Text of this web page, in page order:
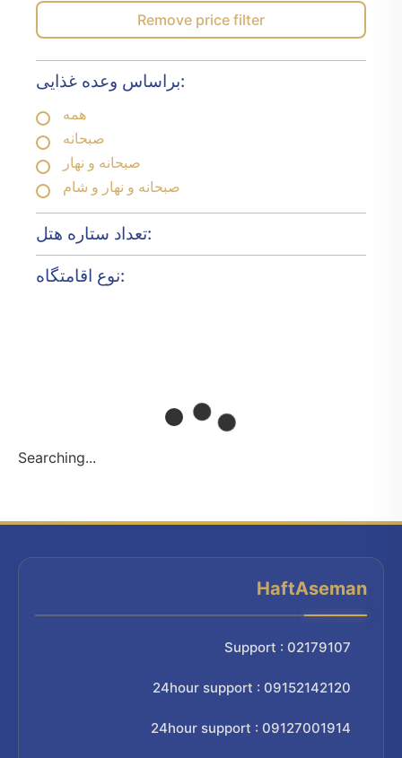
Remove price filter
براساس وعده غذایی:
همه
صبحانه
صبحانه و نهار
صبحانه و نهار و شام
تعداد ستاره هتل:
نوع اقامتگاه:
Searching...
HaftAseman
Support : 02179107
24hour support : 09152142120
24hour support : 09127001914